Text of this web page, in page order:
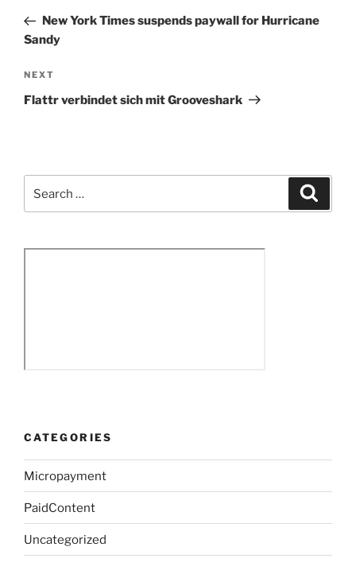
PostNew York Times suspends paywall for Hurricane
Sandy
Next
Post
NEXT
Flattr verbindet sich mit Grooveshark
for:
CATEGORIES
Micropayment
PaidContent
Uncategorized